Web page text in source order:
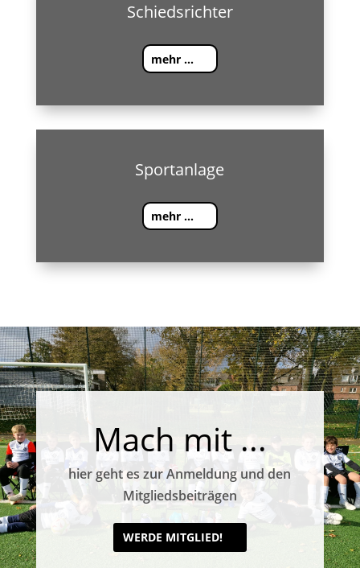
Schiedsrichter
mehr ...
Sportanlage
mehr ...
Mach mit ...
hier geht es zur Anmeldung und den
Mitgliedsbeiträgen
WERDE MITGLIED!